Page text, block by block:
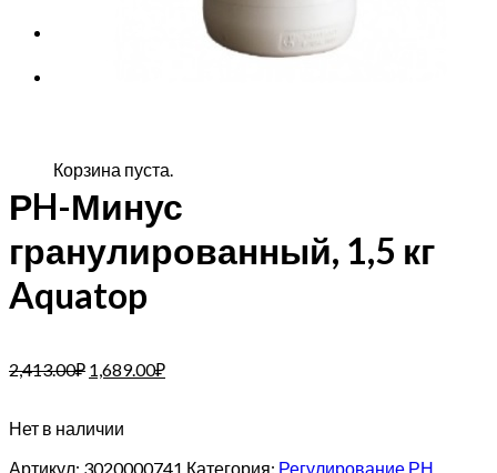
Корзина пуста.
РH-Минус
гранулированный, 1,5 кг
Aquatop
2,413.00₽ 1,689.00₽
Нет в наличии
Артикул: 3020000741 Категория: Регулирование РН